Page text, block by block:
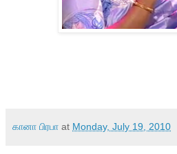
கானா பிரபா at Monday, July 19, 2010